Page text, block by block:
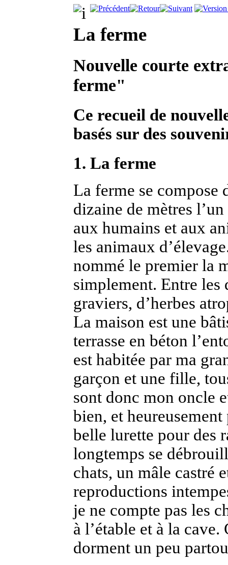
La ferme
Nouvelle courte
ferme"
Ce recueil de
basés sur des
1. La ferme
La ferme se compose
dizaine de mètres
aux humains et aux
les animaux
nommé le premier la
simplement. Entre les
graviers, d’herbes
La maison est une
terrasse en béton
est habitée par ma
garçon et une fille,
sont donc mon oncle
bien, et
belle lurette pour des
longtemps se
chats, un mâle castré
reproductions
je ne compte pas les
à l’étable et à la
dorment un peu